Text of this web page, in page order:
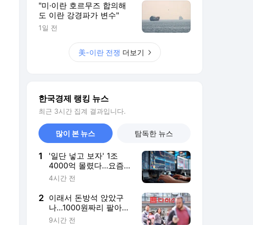
"미·이란 호르무즈 합의해
도 이란 강경파가 변수"
1일 전
美-이란 전쟁 더보기
한국경제 랭킹 뉴스
최근 3시간 집계 결과입니다.
많이 본 뉴스 탐독한 뉴스
1
'일단 넣고 보자' 1조
4000억 몰렸다…요즘
뜨는 개미 피난처 [투자
4시간 전
2 이래서 돈방석 앉았구
나…1000원짜리 팔아
4000억 번 비결 [권용
9시간 전